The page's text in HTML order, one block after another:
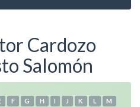
Cardozo
Salomón
F G H I J K L
M